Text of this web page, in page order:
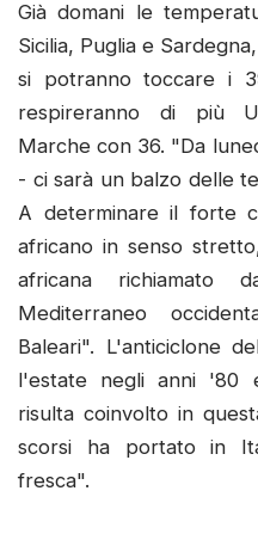
Già domani le
Sicilia, Puglia e
si potranno toccare i
respireranno di più
Marche con 36. "Da
- ci sarà un balzo delle
A determinare il forte
africano in senso
africana richiamato
Mediterraneo
Baleari". L'anticiclone
l'estate negli anni '80
risulta coinvolto in
scorsi ha portato in
fresca".